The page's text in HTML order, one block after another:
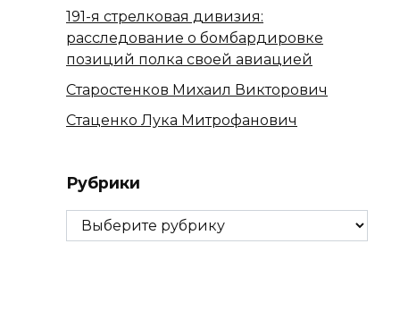
191-я стрелковая дивизия:
расследование о бомбардировке
позиций полка своей авиацией
Старостенков Михаил Викторович
Стаценко Лука Митрофанович
Рубрики
Рубрики